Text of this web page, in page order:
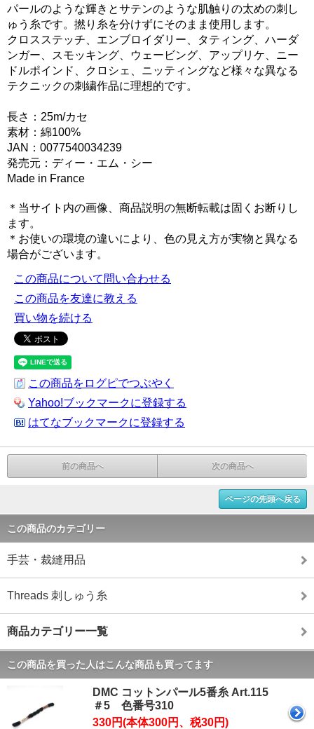
パールのような輝きとサテンのような肌触りの太めの刺し
ゅう糸です。撚り糸を分けずにそのまま使用します。
クロスステッチ、エンブロイダリー、タティング、ハーダ
ンガー、スモッキング、ウェービング、アップリケ、ニー
ドルポインド、クロシェ、ニッティングなど様々な異なる
テクニックの刺繍作品に理想的です。
長さ：25m/カセ
素材：綿100%
JAN：0077540034239
発売元：ディー・エム・シー
Made in France
＊当サイト内の画像、商品説明の無断転載は固くお断りし
ます。
＊お使いの環境の違いにより、色の見え方が実物と異なる
場合がございます。
この商品について問い合わせる
この商品を友達に教える
買い物を続ける
この商品をログピでつぶやく
Yahoo!ブックマークに登録する
はてなブックマークに登録する
前の商品へ 次の商品へ
ページの先頭へ戻る
この商品のカテゴリー
手芸・裁縫用品
Threads 刺しゅう糸
商品カテゴリー一覧
この商品を買った人はこんな商品も買ってます
DMC コットンパール5番糸 Art.115
＃5 色番号310
330円(本体300円、税30円)